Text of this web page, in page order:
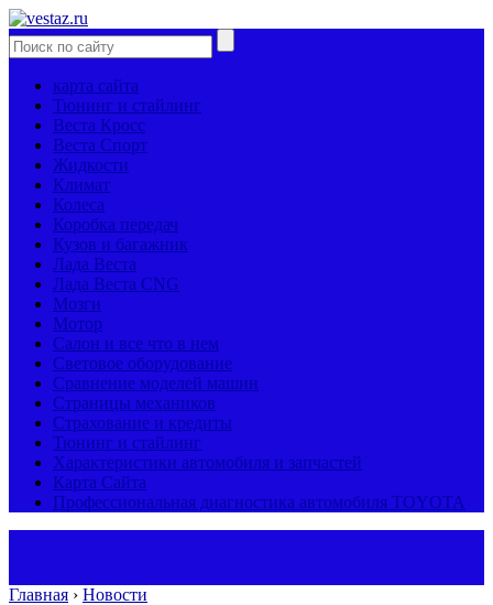
карта сайта
Тюнинг и стайлинг
Веста Кросс
Веста Спорт
Жидкости
Климат
Колеса
Коробка передач
Кузов и багажник
Лада Веста
Лада Веста CNG
Мозги
Мотор
Салон и все что в нем
Световое оборудование
Сравнение моделей машин
Страницы механиков
Страхование и кредиты
Тюнинг и стайлинг
Характеристики автомобиля и запчастей
Карта Сайта
Профессиональная диагностика автомобиля TOYOTA
Главная › Новости